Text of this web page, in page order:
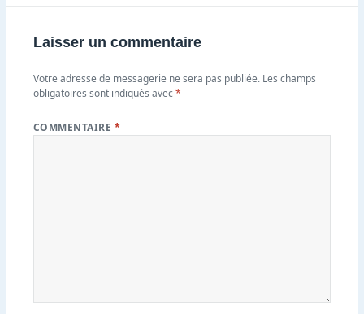
Laisser un commentaire
Votre adresse de messagerie ne sera pas publiée. Les champs
obligatoires sont indiqués avec*
COMMENTAIRE *